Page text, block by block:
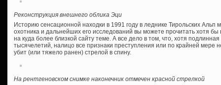
Реконструкция внешнего облика Эци
Историю сенсационной находки в 1991 году в леднике Тирольских Альп
охотника и дальнейших его исследований вы можете прочитать хотя
на куда более близкой сайту теме. А все дело в том, что, хотя
тысячелетий, налицо все признаки преступления или по крайней мере
убит (или тяжело ранен) стрелой в спину.
На рентгеновском снимке наконечник отмечен красной стрелкой